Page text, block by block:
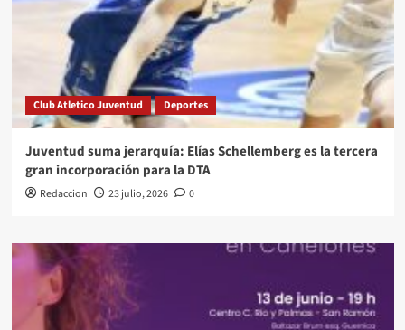
Club Atletico Juventud Deportes
Juventud suma jerarquía: Elías Schellemberg es la tercera
gran incorporación para la DTA
Redaccion 23 julio, 2026 0